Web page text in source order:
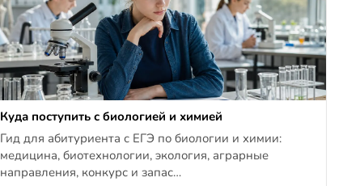
Куда поступить с биологией и химией
Гид для абитуриента с ЕГЭ по биологии и химии:
медицина, биотехнологии, экология, аграрные
направления, конкурс и запас…